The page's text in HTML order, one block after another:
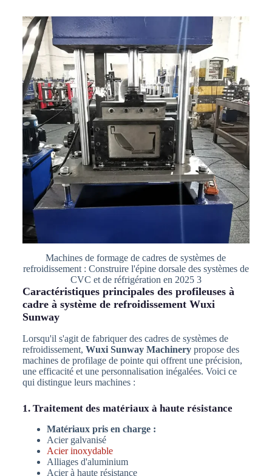
Machines de formage de cadres de systèmes de
refroidissement : Construire l'épine dorsale des systèmes de
CVC et de réfrigération en 2025 3
Caractéristiques principales des profileuses à
cadre à système de refroidissement Wuxi
Sunway
Lorsqu'il s'agit de fabriquer des cadres de systèmes de
refroidissement, Wuxi Sunway Machinerypropose des
machines de profilage de pointe qui offrent une précision,
une efficacité et une personnalisation inégalées. Voici ce
qui distingue leurs machines :
1. Traitement des matériaux à haute résistance
Matériaux pris en charge :
Acier galvanisé
Acier inoxydable
Alliages d'aluminium
Acier à haute résistance